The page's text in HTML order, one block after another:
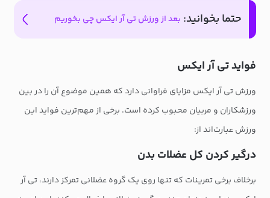
حتما بخوانید: بعد از ورزش تی آر ایکس چی بخوریم
فواید تی آر ایکس
ورزش تی آر ایکس مزایای فراوانی دارد که همین موضوع آن را در بین
ورزشکاران و مربیان محبوب کرده است. برخی از مهم‌ترین فواید این
ورزش عبارت‌اند از:
درگیر کردن کل عضلات بدن
برخلاف برخی تمرینات که تنها روی یک گروه عضلانی تمرکز دارند، تی آر